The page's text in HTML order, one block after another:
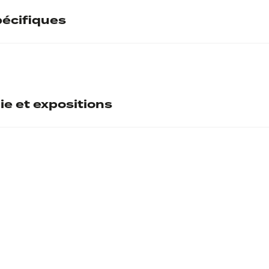
Signé en
et expositions